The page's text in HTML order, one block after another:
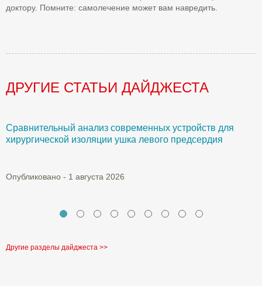
доктору. Помните: самолечение может вам навредить.
ДРУГИЕ СТАТЬИ ДАЙДЖЕСТА
Сравнительный анализ современных устройств для
хирургической изоляции ушка левого предсердия
Опубликовано - 1 августа 2026
Другие разделы дайджеста >>